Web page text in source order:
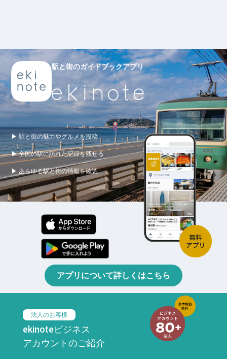
駅と街のガイドブックアプリ
▶ 駅と街の魅力やグルメを投稿
▶ 全国の駅に訪れた記録を残せる
▶ あらゆる駅と街の情報を確認
アプリについて詳しくはこちら
法人のお客様
ekinoteビジネス
アカウントのご紹介